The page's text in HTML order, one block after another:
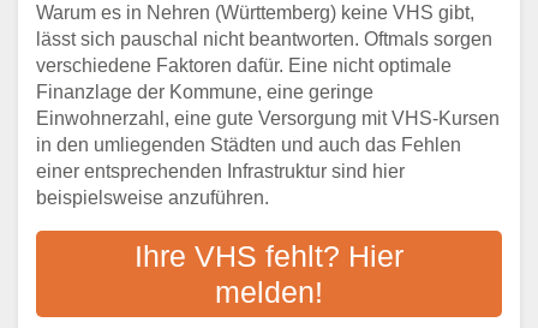
Nehren (Württemberg) VHS-Kurse in Ihrer
Nähe
Abendschule in der Region rund um Nehren
(Württemberg)
VHS steht für Erwachsenenbildung
Online-Kurse: Alternative Angebote zum
VHS-Kurs
Checkliste: Darauf kommt es bei
Bildungsangeboten an
Das bundesweite Volkshochschulwesen
Warum es in Nehren (Württemberg) keine VHS gibt,
lässt sich pauschal nicht beantworten. Oftmals sorgen
verschiedene Faktoren dafür. Eine nicht optimale
Finanzlage der Kommune, eine geringe
Einwohnerzahl, eine gute Versorgung mit VHS-Kursen
in den umliegenden Städten und auch das Fehlen
einer entsprechenden Infrastruktur sind hier
beispielsweise anzuführen.
Ihre VHS fehlt? Hier
melden!